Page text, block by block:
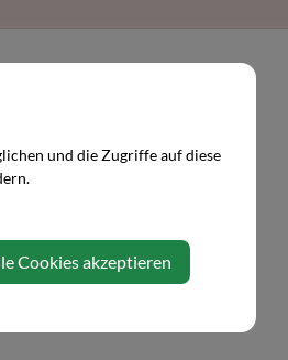
und die Zugriffe auf diese
Cookies akzeptieren